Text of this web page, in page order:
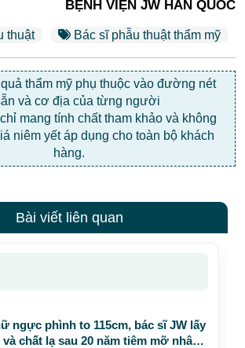
BỆNH VIỆN JW HÀN QUỐC
thuật
Bác sĩ phẫu thuật thẩm mỹ
thẩm mỹ phụ thuộc vào đường nét
và cơ địa của từng người
mang tính chất tham khảo và không
niêm yết áp dụng cho toàn bộ khách
hàng.
Bài viết liên quan
ngực phình to 115cm, bác sĩ JW lấy
chất lạ sau 20 năm tiêm mỡ nhân